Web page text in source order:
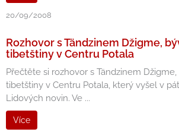
20/09/2008
Rozhovor s Tändzinem Džigme,
tibetštiny v Centru Potala
Přečtěte si rozhovor s Tändzinem
tibetštiny v Centru Potala, který vyšel v
Lidových novin. Ve ...
Více